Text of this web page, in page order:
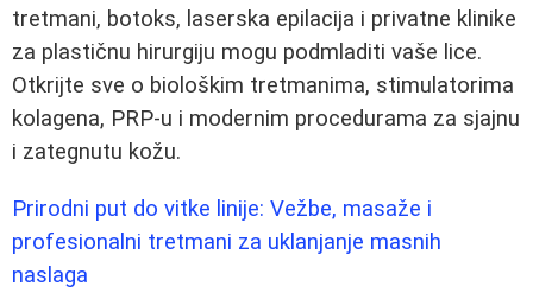
tretmani, botoks, laserska epilacija i privatne klinike
za plastičnu hirurgiju mogu podmladiti vaše lice.
Otkrijte sve o biološkim tretmanima, stimulatorima
kolagena, PRP-u i modernim procedurama za sjajnu
i zategnutu kožu.
Prirodni put do vitke linije: Vežbe, masaže i
profesionalni tretmani za uklanjanje masnih
naslaga